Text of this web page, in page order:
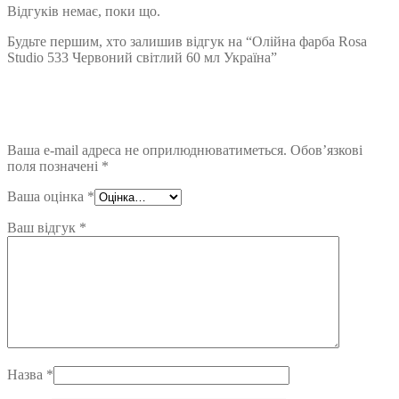
Відгуків немає, поки що.
Будьте першим, хто залишив відгук на “Олійна фарба Rosa
Studio 533 Червоний світлий 60 мл Україна”
Ваша e-mail адреса не оприлюднюватиметься. Обов’язкові
поля позначені *
Ваша оцінка *
Ваш відгук *
Назва *